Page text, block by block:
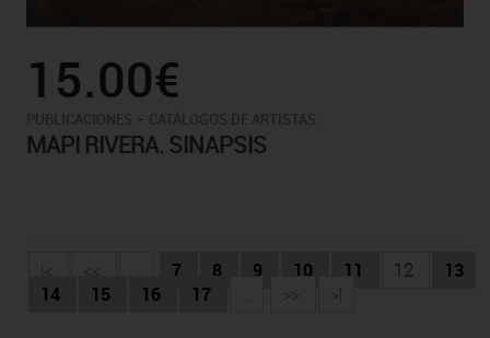
15.00€
-
MAPI RIVERA. SINAPSIS
|< << 7 8 9 10 11 12
13
14
15 16 17 ... >> >|